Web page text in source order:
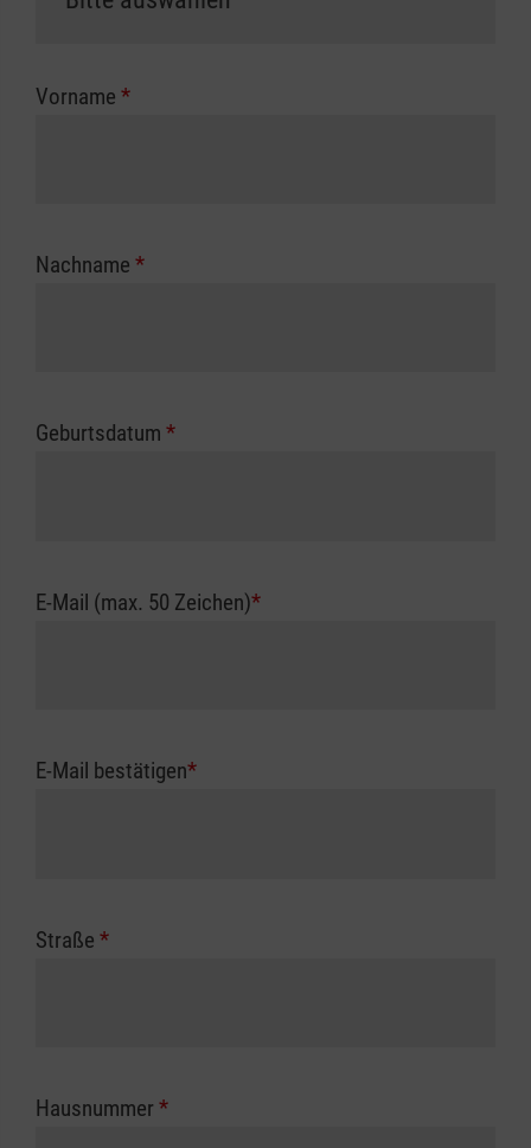
Die notwendigen Formulare für die
zuständigen Berufsgenossenschaft oder
Vorname *
Nachname *
Geburtsdatum *
E-Mail (max. 50 Zeichen)*
E-Mail bestätigen*
Straße *
Hausnummer *